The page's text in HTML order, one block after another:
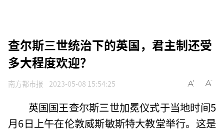
查尔斯三世统治下的英国，君主制还受
多大程度欢迎？
南方都市报 2023-05-08 15:54:25
英国国王查尔斯三世加冕仪式于当地时间5
月6日上午在伦敦威斯敏斯特大教堂举行。这是